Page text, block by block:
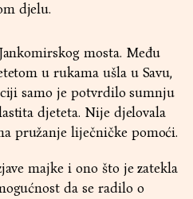
djelu.
mosta. Među
u rukama ušla u Savu,
samo je potvrdilo sumnju
djeteta. Nije djelovala
pružanje liječničke pomoći.
majke i ono što je zatekla
da se radilo o